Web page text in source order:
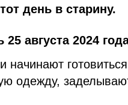
день в старину.
августа 2024
начинают
одежду,